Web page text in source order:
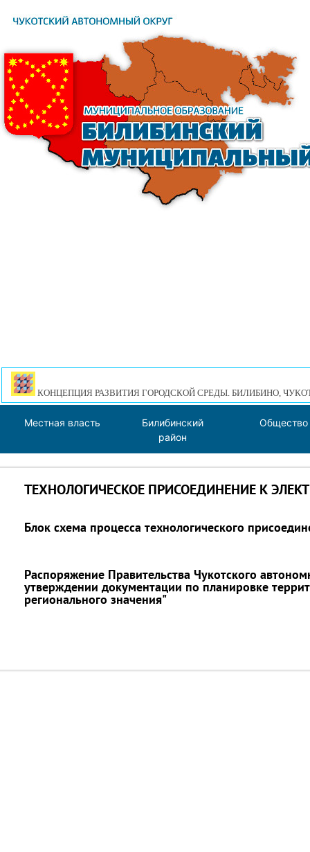
КОНЦЕПЦИЯ РАЗВИТИЯ ГОРОДСКОЙ СРЕДЫ. БИЛИБИНО,
Местная власть
Билибинский
район
Общество
ТЕХНОЛОГИЧЕСКОЕ ПРИСОЕДИНЕНИЕ К
Блок схема процесса технологического
Распоряжение Правительства Чукотского
утверждении документации по планировке
регионального значения"